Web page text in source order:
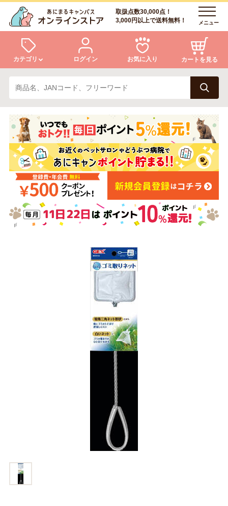
取扱点数30,000点！
3,000円以上で送料無料！
メニュー
カテゴリ
犬 猫
小動物・鳥 アクア・爬虫類・昆虫
ドッグフード キャットフード
美容・ケア用品 服・おさんぽ用品
リビング雑貨
ログイン お気に入り カートを見る
ログイン
会員登録
あにまるキャンパスについて
アフターサービス
商品リクエスト